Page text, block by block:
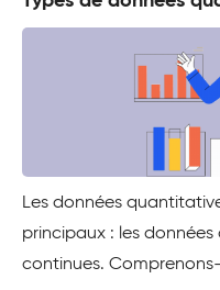
Les données
principaux : les
continues. Comprenons-